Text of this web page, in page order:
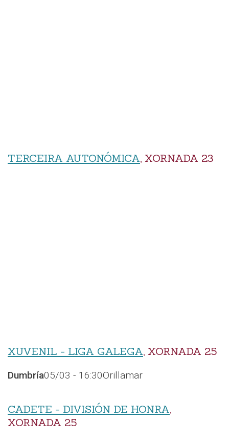
TERCEIRA AUTONÓMICA, XORNADA 23
XUVENIL - LIGA GALEGA, XORNADA 25
Dumbría05/03 - 16:30Orillamar
CADETE - DIVISIÓN DE HONRA,
XORNADA 25